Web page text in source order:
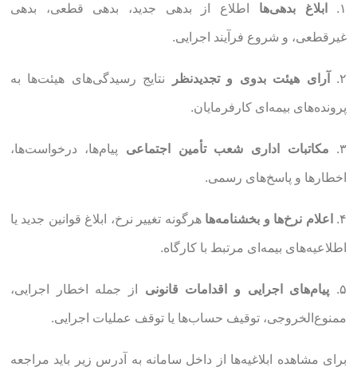
۱. ابلاغ بدهی‌ها اطلاع از بدهی جدید، بدهی قطعی، بدهی
غیرقطعی، و شروع فرآیند اجرایی.
۲. آرای هیئت بدوی و تجدیدنظر نتایج رسیدگی‌های هیئت‌ها به
پرونده‌های بیمه‌ای کارفرمایان.
۳. مکاتبات اداری شعب تأمین اجتماعی پیام‌ها، درخواست‌ها،
اخطارها و پاسخ‌های رسمی.
۴. اعلام نرخ‌ها و بخشنامه‌هاهرگونه تغییر نرخ، ابلاغ قوانین جدید یا
اطلاعیه‌های بیمه‌ای مرتبط با کارگاه.
۵. پیام‌های اجرایی و اقدامات قانونی از جمله اخطار اجرایی،
ممنوع‌الخروجی، توقیف حساب‌ها یا توقف عملیات اجرایی.
برای مشاهده ابلاغیه‌ها از داخل سامانه به آدرس زیر باید مراجعه